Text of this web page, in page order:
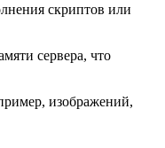
скриптов или
сервера, что
изображений,